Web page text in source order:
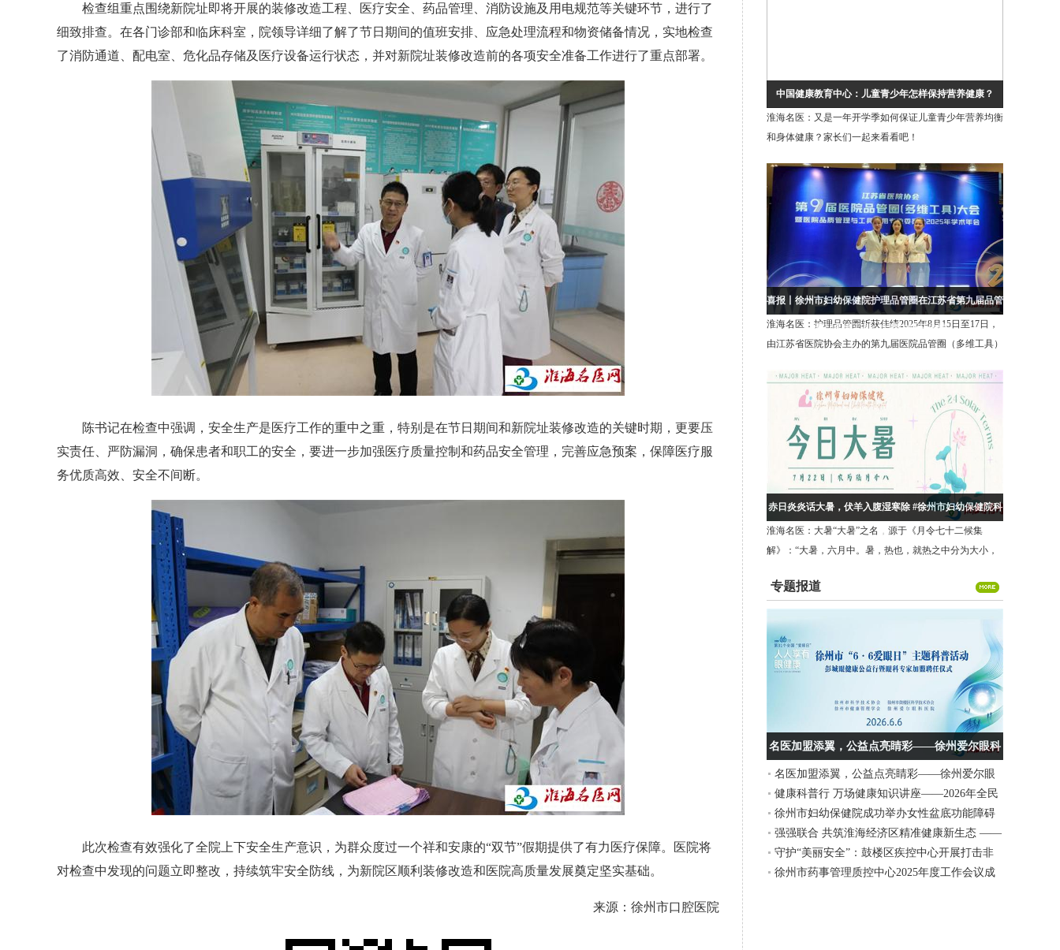
检查组重点围绕新院址即将开展的装修改造工程、医疗安全、药品管理、消防设施及用电规范等关键环节，进行了
细致排查。在各门诊部和临床科室，院领导详细了解了节日期间的值班安排、应急处理流程和物资储备情况，实地检查
了消防通道、配电室、危化品存储及医疗设备运行状态，并对新院址装修改造前的各项安全准备工作进行了重点部署。
陈书记在检查中强调，安全生产是医疗工作的重中之重，特别是在节日期间和新院址装修改造的关键时期，更要压
实责任、严防漏洞，确保患者和职工的安全，要进一步加强医疗质量控制和药品安全管理，完善应急预案，保障医疗服
务优质高效、安全不间断。
此次检查有效强化了全院上下安全生产意识，为群众度过一个祥和安康的“双节”假期提供了有力医疗保障。医院将
对检查中发现的问题立即整改，持续筑牢安全防线，为新院区顺利装修改造和医院高质量发展奠定坚实基础。
来源：徐州市口腔医院
中国健康教育中心：儿童青少年怎样保持营养健康？
淮海名医：又是一年开学季如何保证儿童青少年营养均衡
和身体健康？家长们一起来看看吧！
喜报丨徐州市妇幼保健院护理品管圈在江苏省第九届品管
圈（多维工具）大赛中斩获佳绩！
淮海名医：护理品管圈斩获佳绩2025年8月15日至17日，
由江苏省医院协会主办的第九届医院品管圈（多维工具）
的“盆悦新生圈”项目，在三级医院护
赤日炎炎话大暑，伏羊入腹湿寒除 #徐州市妇幼保健院科
普
淮海名医：大暑“大暑”之名，源于《月令七十二候集
解》：“大暑，六月中。暑，热也，就热之中分为大小，
代表炎热。夏季最热的时段被划
专题报道
名医加盟添翼，公益点亮睛彩——徐州爱尔眼科
医院“6·6爱眼日”主题活动圆满举行
名医加盟添翼，公益点亮睛彩——徐州爱尔眼
科医院“6·6爱眼日”主题活动圆满举行
健康科普行 万场健康知识讲座——2026年全民
营养周暨“5.20”中国学生营养日、大学生体质提
升行动义诊活动在徐州工程学院举行
徐州市妇幼保健院成功举办女性盆底功能障碍
性疾病诊疗新技术、新进展学习班
强强联合 共筑淮海经济区精准健康新生态 ——
上海细胞治疗集团徐州运营中心与徐州美年大
健康签署战略合作协议
守护“美丽安全”：鼓楼区疾控中心开展打击非
法医美宣传活动
徐州市药事管理质控中心2025年度工作会议成